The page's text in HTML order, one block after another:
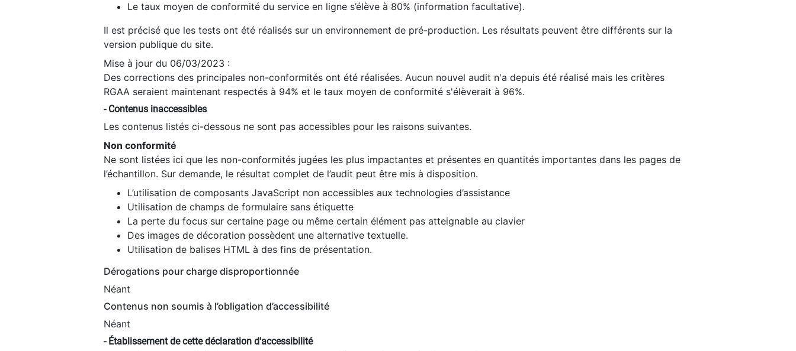
Le taux moyen de conformité du service en ligne s’élève à 80% (information facultative).
Il est précisé que les tests ont été réalisés sur un environnement de pré-production. Les résultats peuvent être différents sur la
version publique du site.
Mise à jour du 06/03/2023 :
Des corrections des principales non-conformités ont été réalisées. Aucun nouvel audit n'a depuis été réalisé mais les critères
RGAA seraient maintenant respectés à 94% et le taux moyen de conformité s'élèverait à 96%.
- Contenus inaccessibles
Les contenus listés ci-dessous ne sont pas accessibles pour les raisons suivantes.
Non conformité
Ne sont listées ici que les non-conformités jugées les plus impactantes et présentes en quantités importantes dans les pages de
l’échantillon. Sur demande, le résultat complet de l’audit peut être mis à disposition.
L’utilisation de composants JavaScript non accessibles aux technologies d’assistance
Utilisation de champs de formulaire sans étiquette
La perte du focus sur certaine page ou même certain élément pas atteignable au clavier
Des images de décoration possèdent une alternative textuelle.
Utilisation de balises HTML à des fins de présentation.
Dérogations pour charge disproportionnée
Néant
Contenus non soumis à l’obligation d’accessibilité
Néant
- Établissement de cette déclaration d'accessibilité